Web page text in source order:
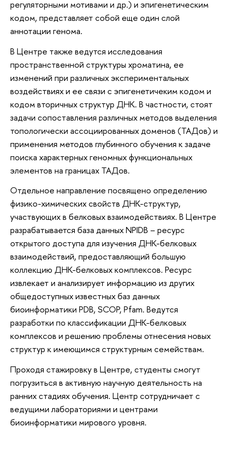
регуляторными мотивами и др.) и эпигенетическим
кодом, представляет собой еще один слой
аннотации генома.
В Центре также ведутся исследования
пространственной структуры хроматина, ее
изменений при различных экспериментальных
воздействиях и ее связи с эпигенетичеким кодом и
кодом вторичных структур ДНК. В частности, стоят
задачи сопоставления различных методов выделения
топологически ассоциированных доменов (ТАДов) и
применения методов глубинного обучения к задаче
поиска характерных геномных функциональных
элементов на границах ТАДов.
Отдельное направление посвящено определению
физико-химических свойств ДНК-структур,
участвующих в белковых взаимодействиях. В Центре
разрабатывается база данных NPIDB – ресурс
открытого доступа для изучения ДНК-белковых
взаимодействий, предоставляющий большую
коллекцию ДНК-белковых комплексов. Ресурс
извлекает и анализирует информацию из других
общедоступных известных баз данных
биоинформатики PDB, SCOP, Pfam. Ведутся
разработки по классификации ДНК-белковых
комплексов и решению проблемы отнесения новых
структур к имеющимся структурным семействам.
Проходя стажировку в Центре, студенты смогут
погрузиться в активную научную деятельность на
ранних стадиях обучения. Центр сотрудничает с
ведущими лабораториями и центрами
биоинформатики мирового уровня.